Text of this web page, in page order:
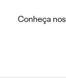
Conheça